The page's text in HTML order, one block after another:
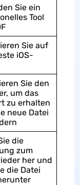
Sie ein
Tool
Sie auf
iOS-
Sie den
um das
zu erhalten
neue Datei
die
zum
her und
die Datei